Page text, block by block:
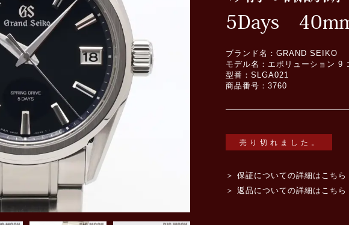
5Days
ブランド名：GRAND SEIKO
モデル名：エボリューション
型番：SLGA021
商品番号：3760
売り切れました。
＞ 保証についての詳細はこちら
＞ 返品についての詳細はこちら